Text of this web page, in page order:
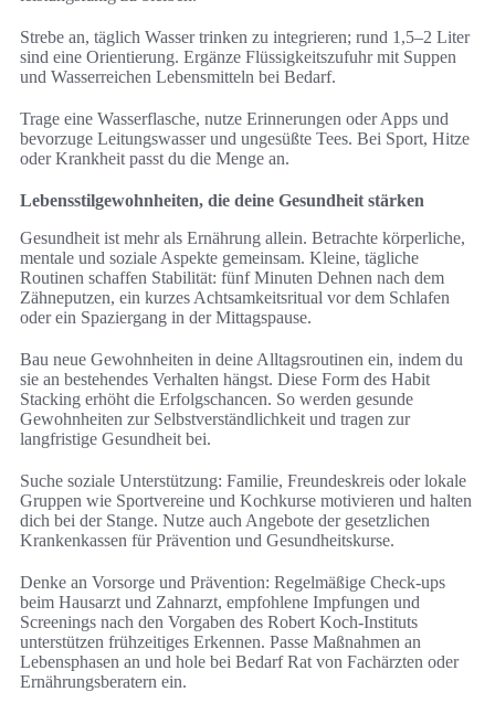
Strebe an, täglich Wasser trinken zu integrieren; rund 1,5–2 Liter
sind eine Orientierung. Ergänze Flüssigkeitszufuhr mit Suppen
und Wasserreichen Lebensmitteln bei Bedarf.
Trage eine Wasserflasche, nutze Erinnerungen oder Apps und
bevorzuge Leitungswasser und ungesüßte Tees. Bei Sport, Hitze
oder Krankheit passt du die Menge an.
Lebensstilgewohnheiten, die deine Gesundheit stärken
Gesundheit ist mehr als Ernährung allein. Betrachte körperliche,
mentale und soziale Aspekte gemeinsam. Kleine, tägliche
Routinen schaffen Stabilität: fünf Minuten Dehnen nach dem
Zähneputzen, ein kurzes Achtsamkeitsritual vor dem Schlafen
oder ein Spaziergang in der Mittagspause.
Bau neue Gewohnheiten in deine Alltagsroutinen ein, indem du
sie an bestehendes Verhalten hängst. Diese Form des Habit
Stacking erhöht die Erfolgschancen. So werden gesunde
Gewohnheiten zur Selbstverständlichkeit und tragen zur
langfristige Gesundheit bei.
Suche soziale Unterstützung: Familie, Freundeskreis oder lokale
Gruppen wie Sportvereine und Kochkurse motivieren und halten
dich bei der Stange. Nutze auch Angebote der gesetzlichen
Krankenkassen für Prävention und Gesundheitskurse.
Denke an Vorsorge und Prävention: Regelmäßige Check-ups
beim Hausarzt und Zahnarzt, empfohlene Impfungen und
Screenings nach den Vorgaben des Robert Koch-Instituts
unterstützen frühzeitiges Erkennen. Passe Maßnahmen an
Lebensphasen an und hole bei Bedarf Rat von Fachärzten oder
Ernährungsberatern ein.